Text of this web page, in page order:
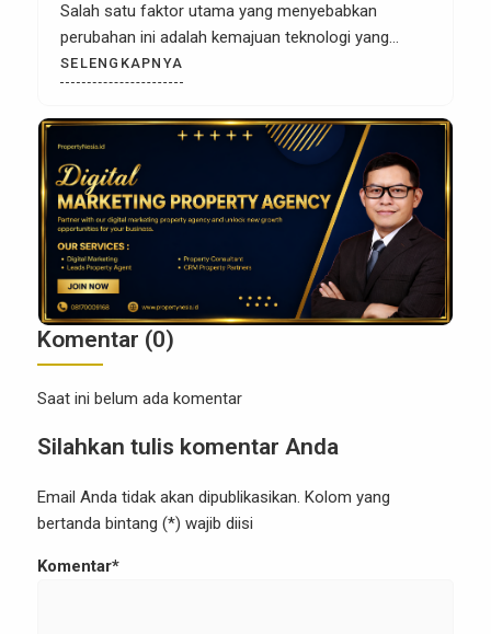
Salah satu faktor utama yang menyebabkan
perubahan ini adalah kemajuan teknologi yang
memungkinkan pengumpulan dan analisis data
secara real-time. Sebagai pengusaha atau agen
properti, memanfaatkan data dengan bijak kini
menjadi kunci untuk meraih kesuksesan dalam
pemasaran properti. Data bukan hanya sekadar
angka atau […]
SELENGKAPNYA
Komentar (0)
Saat ini belum ada komentar
Silahkan tulis komentar Anda
Email Anda tidak akan dipublikasikan. Kolom yang
bertanda bintang (*) wajib diisi
Komentar*